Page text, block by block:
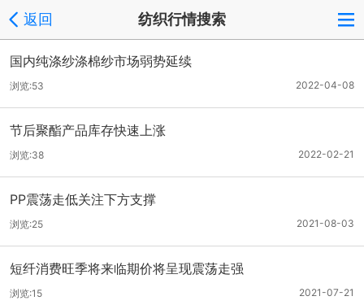
返回 纺织行情搜索
国内纯涤纱涤棉纱市场弱势延续
2022-04-08
浏览:53
节后聚酯产品库存快速上涨
2022-02-21
浏览:38
PP震荡走低关注下方支撑
2021-08-03
浏览:25
短纤消费旺季将来临期价将呈现震荡走强
2021-07-21
浏览:15